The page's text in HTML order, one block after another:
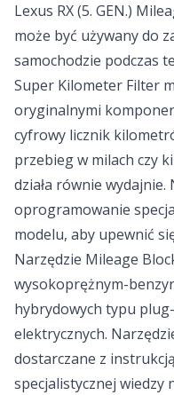
Lexus RX (5. GEN.)
może być używany do
samochodzie podczas
Super Kilometer Filter
oryginalnymi
cyfrowy licznik
przebieg w milach czy
działa równie
oprogramowanie
modelu, aby upewnić
Narzędzie Mileage
wysokoprężnym-
hybrydowych typu
elektrycznych.
dostarczane z
specjalistycznej wiedzy